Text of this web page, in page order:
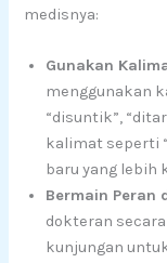
medisnya:
Gunakan
menggunakan
“disuntik”,
kalimat seperti
baru yang lebih
Bermain Peran
dokteran
kunjungan